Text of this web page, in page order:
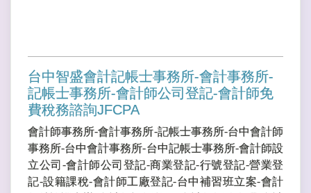
台中智盛會計記帳士事務所-會計事務所-
記帳士事務所-會計師公司登記-會計師免
費稅務諮詢JFCPA
會計師事務所-會計事務所-記帳士事務所-台中會計師
事務所-台中會計事務所-台中記帳士事務所-會計師設
立公司-會計師公司登記-商業登記-行號登記-營業登
記-設籍課稅-會計師工廠登記-台中補習班立案-會計